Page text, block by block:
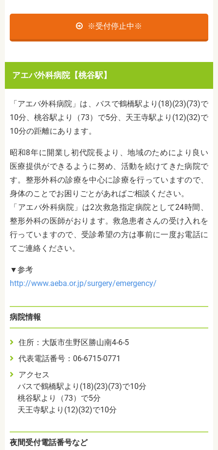
※受付停止中※
アエバ外科病院【桃谷駅】
「アエバ外科病院」は、バスで鶴橋駅より(18)(23)(73)で
10分、桃谷駅より（73）で5分、天王寺駅より(12)(32)で
10分の距離にあります。
昭和8年に開業し初代院長より、地域のためにより良い
医療提供ができるように努め、活動を続けてきた病院で
す。整形外科の診療を中心に診療を行っていますので、
身体のことでお困りごとがあればご相談ください。
「アエバ外科病院」は2次救急指定病院として24時間、
整形外科の医師がおります。救急患者さんの受け入れを
行っていますので、受診希望の方は事前に一度お電話に
てご連絡ください。
▼参考
http://www.aeba.or.jp/surgery/emergency/
病院情報
住所：大阪市生野区勝山南4-6-5
代表電話番号：06-6715-0771
アクセス
バスで鶴橋駅より(18)(23)(73)で10分
桃谷駅より（73）で5分
天王寺駅より(12)(32)で10分
夜間受付電話番号など